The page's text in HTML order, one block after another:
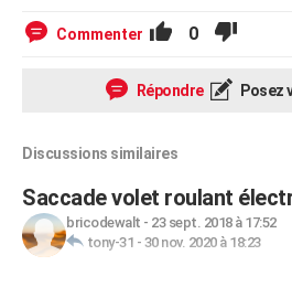
Commenter 0
Répondre Posez
Discussions similaires
Saccade volet roulant
bricodewalt - 23 sept. 2018 à 17:52
tony-31 - 30 nov. 2020 à 18:23